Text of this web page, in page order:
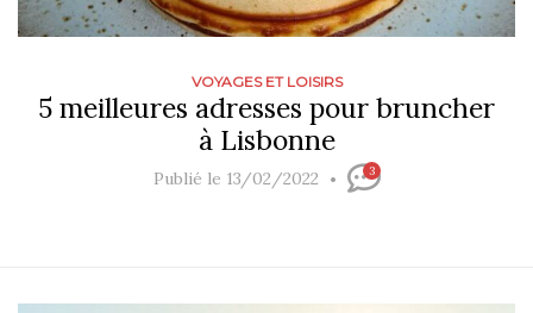
VOYAGES ET LOISIRS
5 meilleures adresses pour bruncher
à Lisbonne
Publié le 13/02/2022 3